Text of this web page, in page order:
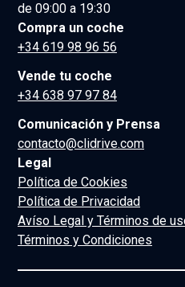
de 09:00 a 19:30
Compra un coche
+34 619 98 96 56
Vende tu coche
+34 638 97 97 84
Comunicación y Prensa
contacto@clidrive.com
Legal
Política de Cookies
Política de Privacidad
Avíso Legal y Términos de
Términos y Condiciones